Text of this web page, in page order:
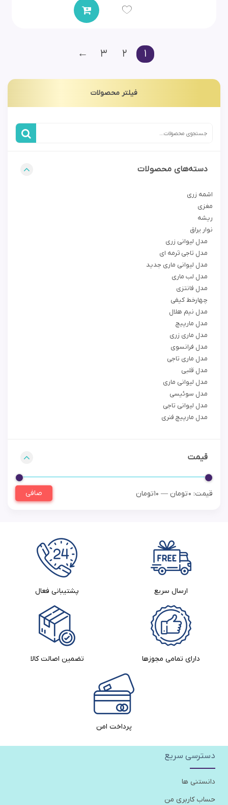
1
2
3
←
فیلتر محصولات
دسته‌های محصولات
اشمه زری
مغزی
ریشه
نوار یراق
مدل لیوانی زری
مدل تاجی ثرمه ای
مدل لیوانی ماری جدید
مدل لب ماری
مدل فانتزی
چهارخط کیفی
مدل نیم هلال
مدل مارپیچ
مدل ماری زری
مدل فرانسوی
مدل ماری تاجی
مدل قلبی
مدل لیوانی ماری
مدل سوئیسی
مدل لیوانی تاجی
مدل مارپیچ فنری
قیمت
صافی قيمت: 0 تومان — 10 تومان
ارسال سریع پشتیبانی فعال
دارای تمامی مجوزها تضمین اصالت کالا​
پرداخت امن
دسترسی سریع
دانستنی ها
حساب کاربری من